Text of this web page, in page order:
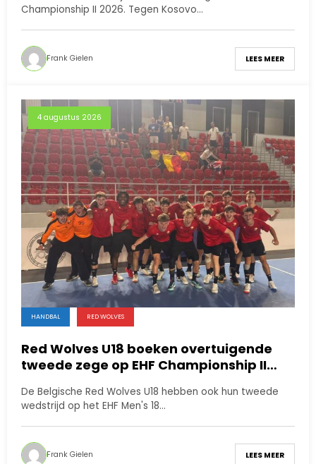
Championship II 2026. Tegen Kosovo…
Frank Gielen LEES MEER
4 augustus 2026
HANDBAL RED WOLVES
Red Wolves U18 boeken overtuigende
tweede zege op EHF Championship II
De Belgische Red Wolves U18 hebben ook hun tweede
wedstrijd op het EHF Men's 18…
Frank Gielen LEES MEER